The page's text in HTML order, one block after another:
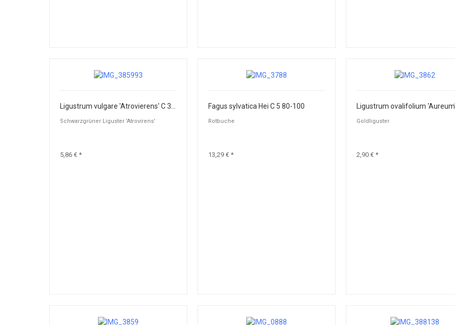
Schwarzgrüner Liguster 'Atrovirens'
5,86 € *
Fagus sylvatica Hei C 5 80-100
Rotbuche
13,29 € *
Goldliguster
2,90 € *